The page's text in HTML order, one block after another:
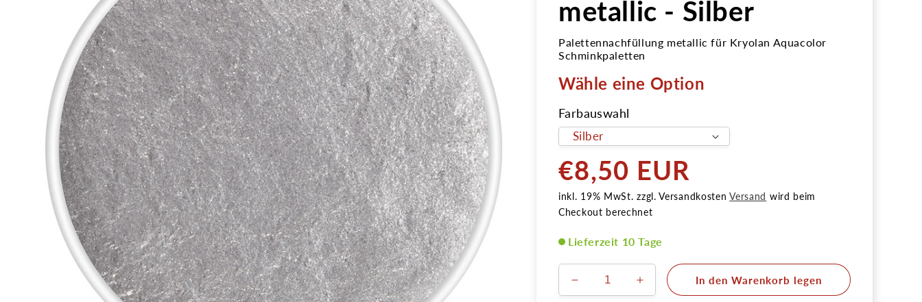
metallic - Silber
Palettennachfüllung metallic für Kryolan Aquacolor
Schminkpaletten
Wähle eine Option
Farbauswahl
Normaler
Preis
€8,50 EUR
inkl. 19% MwSt. zzgl. VersandkostenVersand wird beim
Checkout berechnet
Lieferzeit 10 Tage
Verringere
Erhöhe
In den Warenkorb legen